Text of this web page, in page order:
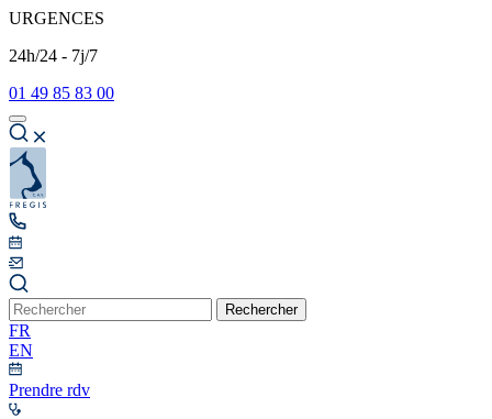
URGENCES
24h/24 - 7j/7
01 49 85 83 00
Rechercher
FR
EN
Prendre rdv